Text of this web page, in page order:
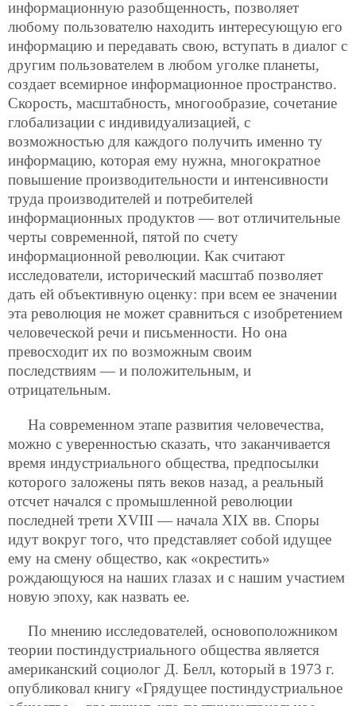
информационную разобщенность, позволяет
любому пользователю находить интересующую его
информацию и передавать свою, вступать в диалог с
другим пользователем в любом уголке планеты,
создает всемирное информационное пространство.
Скорость, масштабность, многообразие, сочетание
глобализации с индивидуализацией, с
возможностью для каждого получить именно ту
информацию, которая ему нужна, многократное
повышение производительности и интенсивности
труда производителей и потребителей
информационных продуктов — вот отличительные
черты современной, пятой по счету
информационной революции. Как считают
исследователи, исторический масштаб позволяет
дать ей объективную оценку: при всем ее значении
эта революция не может сравниться с изобретением
человеческой речи и письменности. Но она
превосходит их по возможным своим
последствиям — и положительным, и
отрицательным.
На современном этапе развития человечества,
можно с уверенностью сказать, что заканчивается
время индустриального общества, предпосылки
которого заложены пять веков назад, а реальный
отсчет начался с промышленной революции
последней трети XVIII — начала XIX вв. Споры
идут вокруг того, что представляет собой идущее
ему на смену общество, как «окрестить»
рождающуюся на наших глазах и с нашим участием
новую эпоху, как назвать ее.
По мнению исследователей, основоположником
теории постиндустриального общества является
американский социолог Д. Белл, который в 1973 г.
опубликовал книгу «Грядущее постиндустриальное